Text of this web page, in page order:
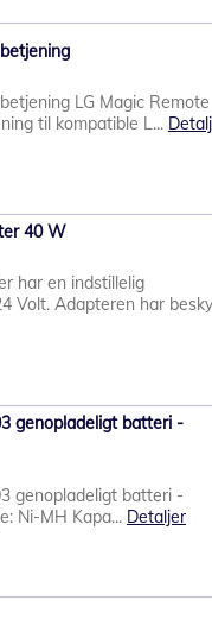
LG Magic Remote
til kompatible L...
40 W
har en indstillelig
Volt. Adapteren har
genopladeligt batteri -
genopladeligt batteri -
Ni-MH Kapa... Detaljer